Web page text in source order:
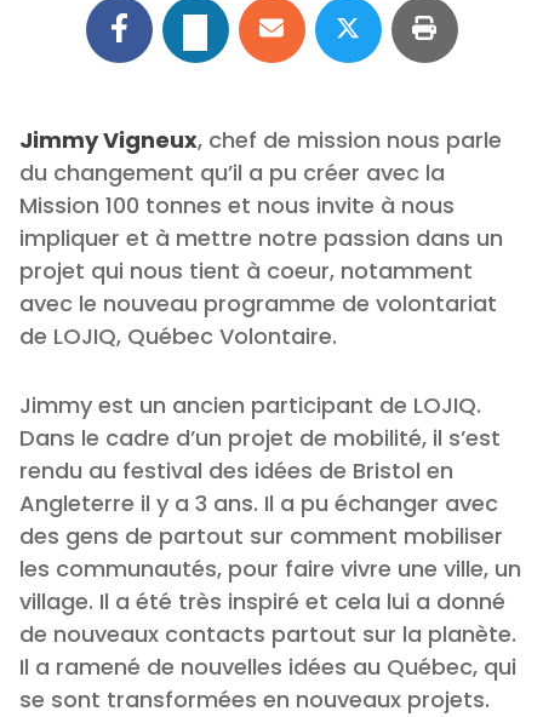
Jimmy Vigneux, chef de mission nous parle
du changement qu’il a pu créer avec la
Mission 100 tonnes et nous invite à nous
impliquer et à mettre notre passion dans un
projet qui nous tient à coeur, notamment
avec le nouveau programme de volontariat
de LOJIQ, Québec Volontaire.
Jimmy est un ancien participant de LOJIQ.
Dans le cadre d’un projet de mobilité, il s’est
rendu au festival des idées de Bristol en
Angleterre il y a 3 ans. Il a pu échanger avec
des gens de partout sur comment mobiliser
les communautés, pour faire vivre une ville, un
village. Il a été très inspiré et cela lui a donné
de nouveaux contacts partout sur la planète.
Il a ramené de nouvelles idées au Québec, qui
se sont transformées en nouveaux projets.